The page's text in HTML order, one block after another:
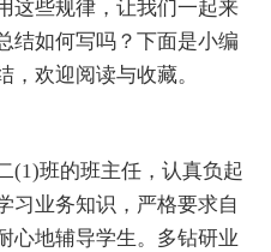
这些规律，让我们一起来
结如何写吗？下面是小编
，欢迎阅读与收藏。
(1)班的班主任，认真负起
习业务知识，严格要求自
心地辅导学生。多钻研业